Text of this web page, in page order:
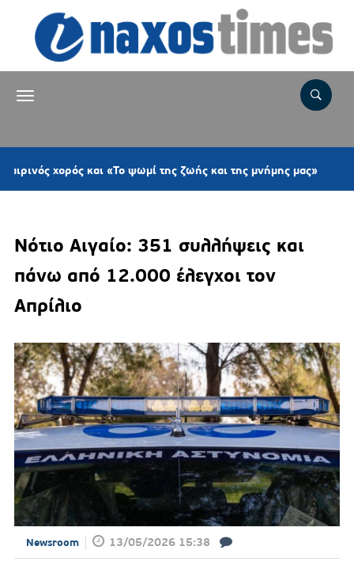
και «Το ψωμί της ζωής και της μνήμης μας» 6 ώρες
Νότιο Αιγαίο: 351 συλλήψεις και
πάνω από 12.000 έλεγχοι τον
Απρίλιο
Newsroom 13/05/2026 15:38